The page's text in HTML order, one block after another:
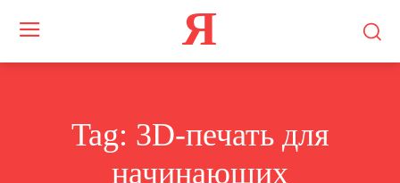
Я
Tag: 3D-печать для
начинающих